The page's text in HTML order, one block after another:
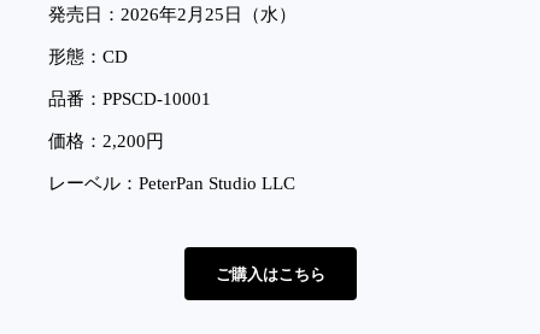
発売日：2026年2月25日（水）
形態：CD
品番：PPSCD-10001
価格：2,200円
レーベル：PeterPan Studio LLC
ご購入はこちら